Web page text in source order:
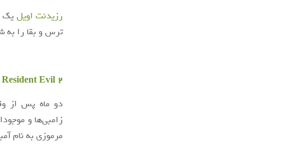
رزیدنت اویل یک
ترس و بقا را به
Resident Evil 2
دو ماه پس از
زامبی‌ها و
مرموزی به نام